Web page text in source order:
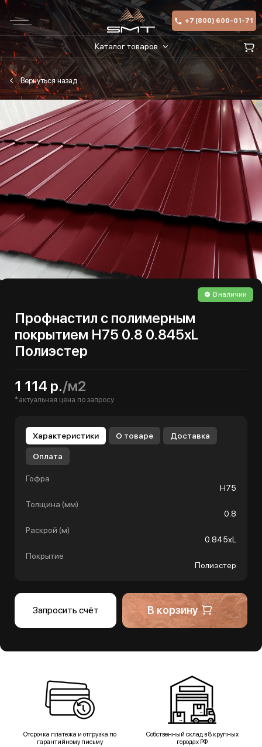
+7 (800) 600-01-71
Каталог товаров
В наличии
Профнастил с полимерным
покрытием Н75 0.8 0.845хL
Полиэстер
1 114 р./м2
*актуальная цена по запросу
Характеристики О товаре Доставка
Оплата
Гофра
Н75
Толщина (мм)
0.8
Раскрой (м)
0.845хL
Покрытие
Полиэстер
Запросить счёт В корзину
Отсрочка платежа и отгрузка по
гарантийному письму
Собственный склад в 8 крупных
городах РФ